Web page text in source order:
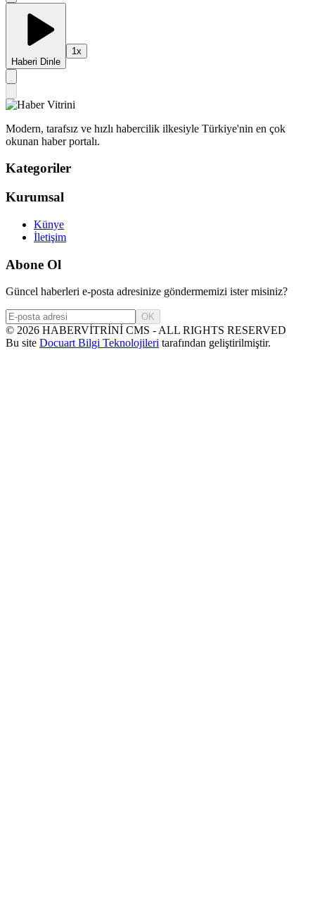
Haberi Dinle
1x
Modern, tarafsız ve hızlı habercilik ilkesiyle Türkiye'nin en çok
okunan haber portalı.
Kategoriler
Kurumsal
Künye
İletişim
Abone Ol
Güncel haberleri e-posta adresinize göndermemizi ister misiniz?
OK
© 2026 HABERVİTRİNİ CMS - ALL RIGHTS RESERVED
Bu site Docuart Bilgi Teknolojileri tarafından geliştirilmiştir.